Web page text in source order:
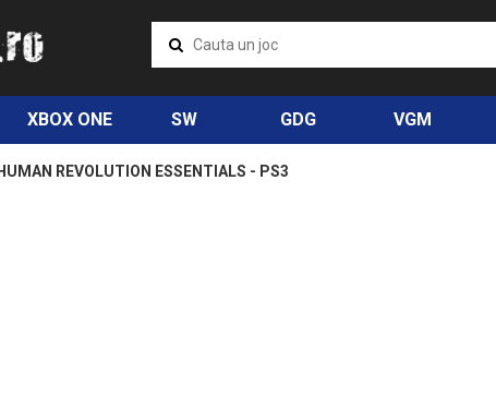
XBOX ONE SW GDG VGM
REVOLUTION ESSENTIALS - PS3